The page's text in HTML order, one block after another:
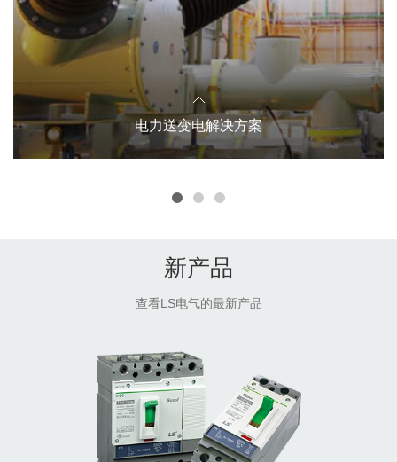
电力送变电解决方案
HVDC/FACTS
超高压变电站
新产品
查看LS电气的最新产品